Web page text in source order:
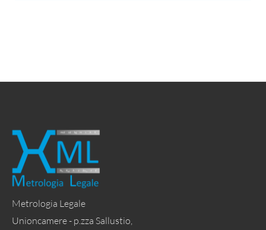
Metrologia Legale
Unioncamere - p.zza Sallustio,